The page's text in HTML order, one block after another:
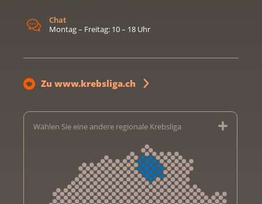
Chat
Montag – Freitag: 10 – 18 Uhr
Zu www.krebsliga.ch
Wählen Sie eine andere regionale Krebsliga